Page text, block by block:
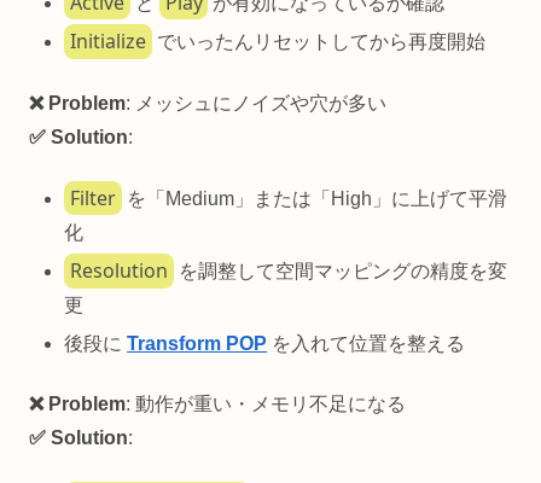
Initialize でいったんリセットしてから再度開始
❌ Problem: メッシュにノイズや穴が多い
✅ Solution:
Filter
を「Medium」または「High」に上げて平滑
化
Resolution
を調整して空間マッピングの精度を変
更
後段にTransform POP を入れて位置を整える
❌ Problem: 動作が重い・メモリ不足になる
✅ Solution: